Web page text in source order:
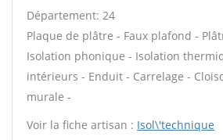
Département: 24
Plaque de plâtre - Faux plafond -
Isolation phonique - Isolation
intérieurs - Enduit - Carrelage -
murale -
Voir la fiche artisan : Isol\'technique